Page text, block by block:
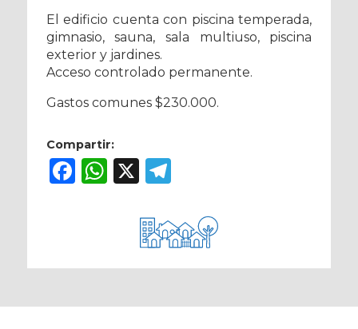
El edificio cuenta con piscina temperada,
gimnasio, sauna, sala multiuso, piscina
exterior y jardines.
Acceso controlado permanente.
Gastos comunes $230.000.
Compartir:
Facebook
WhatsApp
X Telegram